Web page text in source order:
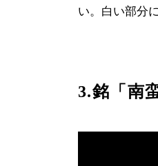
い。白い部分
3.銘「南